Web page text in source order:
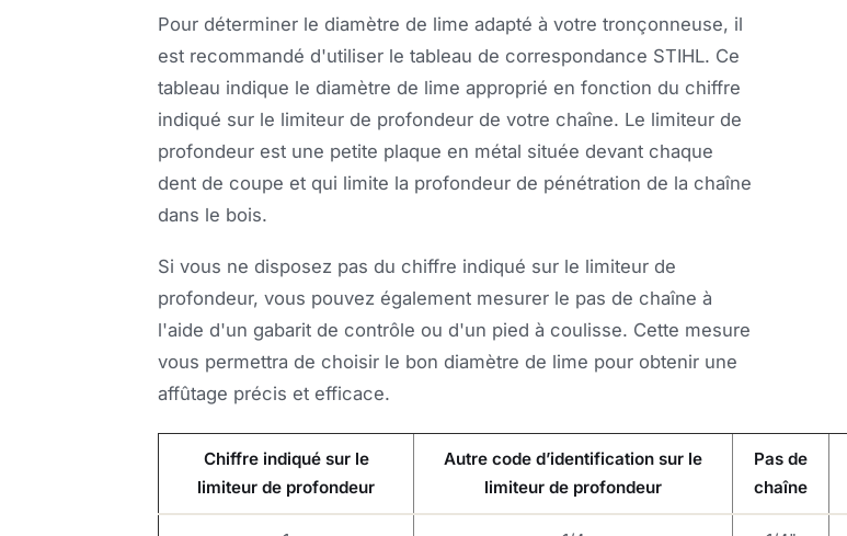
Pour déterminer le diamètre de lime adapté à votre tronçonneuse, il
est recommandé d'utiliser le tableau de correspondance STIHL. Ce
tableau indique le diamètre de lime approprié en fonction du chiffre
indiqué sur le limiteur de profondeur de votre chaîne. Le limiteur de
profondeur est une petite plaque en métal située devant chaque
dent de coupe et qui limite la profondeur de pénétration de la chaîne
dans le bois.
Si vous ne disposez pas du chiffre indiqué sur le limiteur de
profondeur, vous pouvez également mesurer le pas de chaîne à
l'aide d'un gabarit de contrôle ou d'un pied à coulisse. Cette mesure
vous permettra de choisir le bon diamètre de lime pour obtenir une
affûtage précis et efficace.
Chiffre indiqué sur le
limiteur de profondeur
Autre code d’identification sur le
limiteur de profondeur
Pas de
chaîne